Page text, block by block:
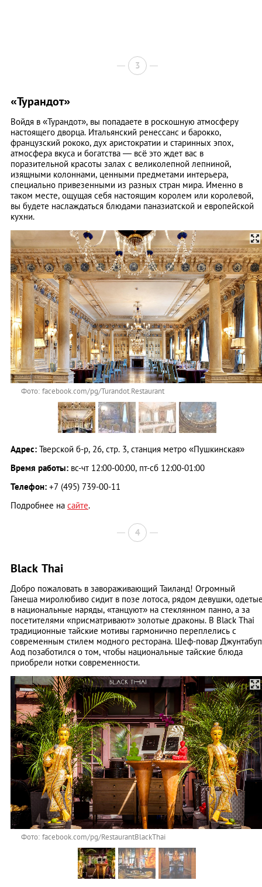
3
«Турандот»
Войдя в «Турандот», вы попадаете в роскошную атмосферу
настоящего дворца. Итальянский ренессанс и барокко,
французский рококо, дух аристократии и старинных эпох,
атмосфера вкуса и богатства — всё это ждет вас в
поразительной красоты залах с великолепной лепниной,
изящными колоннами, ценными предметами интерьера,
специально привезенными из разных стран мира. Именно в
таком месте, ощущая себя настоящим королем или королевой,
вы будете наслаждаться блюдами паназиатской и европейской
кухни.
Фото: facebook.com/pg/Turandot.Restaurant
Адрес: Тверской б-р, 26, стр. 3, станция метро «Пушкинская»
Время работы: вс-чт 12:00-00:00, пт-сб 12:00-01:00
Телефон: +7 (495) 739-00-11
Подробнее на сайте.
4
Black Thai
Добро пожаловать в завораживающий Таиланд! Огромный
Ганеша миролюбиво сидит в позе лотоса, рядом девушки,
в национальные наряды, «танцуют» на стеклянном панно, а за
посетителями «присматривают» золотые драконы. В Black Thai
традиционные тайские мотивы гармонично переплелись с
современным стилем модного ресторана. Шеф-повар Джунтабуп
Аод позаботился о том, чтобы национальные тайские блюда
приобрели нотки современности.
Фото: facebook.com/pg/RestaurantBlackThai